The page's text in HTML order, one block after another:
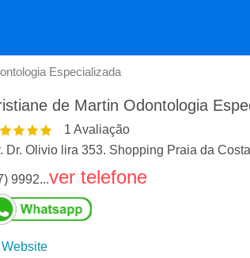
Especializada
de Martin Odontologia
1 Avaliação
Dr. Olivio lira 353. Shopping Praia da
9992...ver telefone
Website